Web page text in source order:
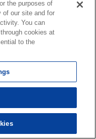
the purposes of
of our site and for
You can
cookies at
to the